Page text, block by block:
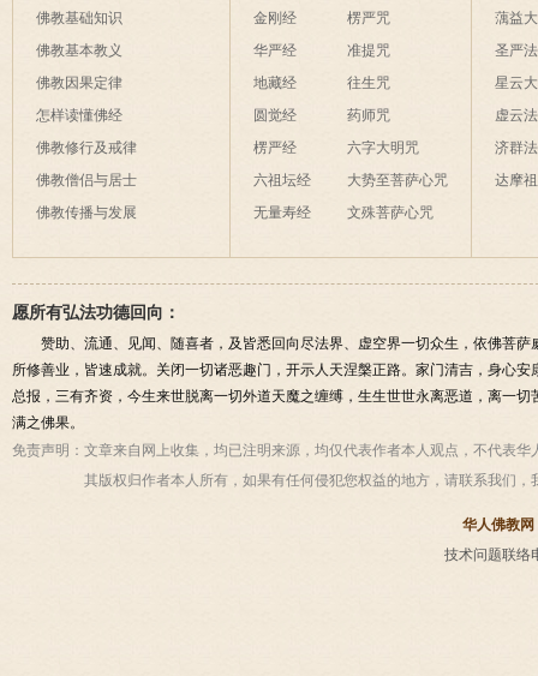
佛教基础知识
佛教基本教义
佛教因果定律
怎样读懂佛经
佛教修行及戒律
佛教僧侣与居士
佛教传播与发展
金刚经
华严经
地藏经
圆觉经
楞严经
六祖坛经
无量寿经
楞严咒
准提咒
往生咒
药师咒
六字大明咒
大势至菩萨心咒
文殊菩萨心咒
蕅益
圣严
星云
虚云
济群
达摩
愿所有弘法功德回向：
赞助、流通、见闻、随喜者，及皆悉回向尽法界、虚空界一切众生，依佛菩
所修善业，皆速成就。关闭一切诸恶趣门，开示人天涅槃正路。家门清吉，身心
总报，三有齐资，今生来世脱离一切外道天魔之缠缚，生生世世永离恶道，离一
满之佛果。
免责声明： 文章来自网上收集，均已注明来源，均仅代表作者本人观点，不代表
其版权归作者本人所有，如果有任何侵犯您权益的地方，请联系我们，
华人佛教网
技术问题联络